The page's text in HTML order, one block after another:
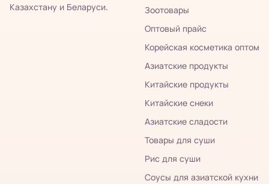
Казахстану и Беларуси.
Зоотовары
Оптовый прайс
Корейская косметика оптом
Азиатские продукты
Китайские продукты
Китайские снеки
Азиатские сладости
Товары для суши
Рис для суши
Соусы для азиатской кухни